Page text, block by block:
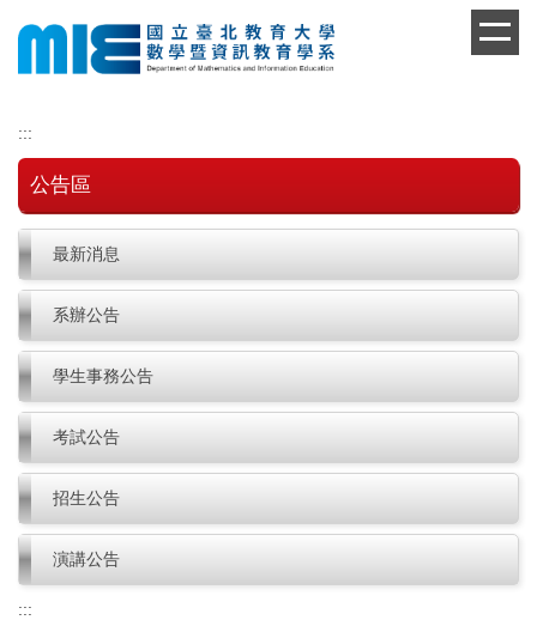
到
容
區
:::
公告區
最新消息
系辦公告
學生事務公告
考試公告
招生公告
演講公告
:::